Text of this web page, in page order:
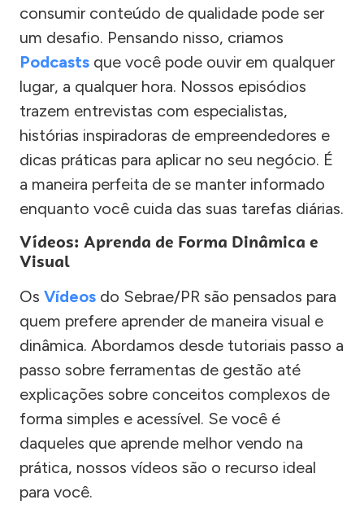
consumir conteúdo de qualidade pode ser
um desafio. Pensando nisso, criamos
Podcasts que você pode ouvir em qualquer
lugar, a qualquer hora. Nossos episódios
trazem entrevistas com especialistas,
histórias inspiradoras de empreendedores e
dicas práticas para aplicar no seu negócio. É
a maneira perfeita de se manter informado
enquanto você cuida das suas tarefas diárias.
Vídeos: Aprenda de Forma Dinâmica e
Visual
Os Vídeos do Sebrae/PR são pensados para
quem prefere aprender de maneira visual e
dinâmica. Abordamos desde tutoriais passo a
passo sobre ferramentas de gestão até
explicações sobre conceitos complexos de
forma simples e acessível. Se você é
daqueles que aprende melhor vendo na
prática, nossos vídeos são o recurso ideal
para você.